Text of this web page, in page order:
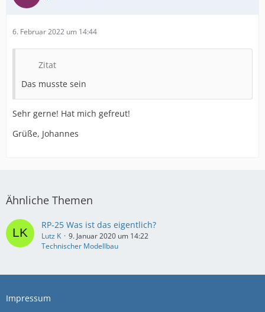
6. Februar 2022 um 14:44
Zitat
Das musste sein
Sehr gerne! Hat mich gefreut!
Grüße, Johannes
Ähnliche Themen
RP-25 Was ist das eigentlich?
Lutz K
9. Januar 2020 um 14:22
Technischer Modellbau
Impressum